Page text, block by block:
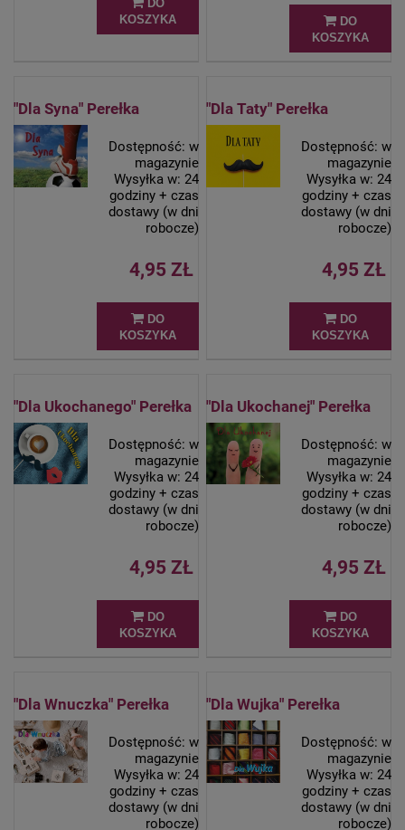
DO
KOSZYKA
DO
KOSZYKA
"Dla Syna" Perełka
Dostępność: w
magazynie
Wysyłka w: 24
godziny + czas
dostawy (w dni
robocze)
4,95 ZŁ
DO
KOSZYKA
"Dla Taty" Perełka
Dostępność: w
magazynie
Wysyłka w: 24
godziny + czas
dostawy (w dni
robocze)
4,95 ZŁ
DO
KOSZYKA
"Dla Ukochanego" Perełka
Dostępność: w
magazynie
Wysyłka w: 24
godziny + czas
dostawy (w dni
robocze)
4,95 ZŁ
DO
KOSZYKA
"Dla Ukochanej" Perełka
Dostępność: w
magazynie
Wysyłka w: 24
godziny + czas
dostawy (w dni
robocze)
4,95 ZŁ
DO
KOSZYKA
"Dla Wnuczka" Perełka
Dostępność: w
magazynie
Wysyłka w: 24
godziny + czas
dostawy (w dni
robocze)
"Dla Wujka" Perełka
Dostępność: w
magazynie
Wysyłka w: 24
godziny + czas
dostawy (w dni
robocze)